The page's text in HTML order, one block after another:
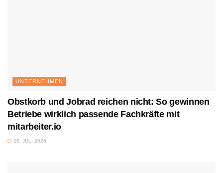
UNTERNEHMEN
Obstkorb und Jobrad reichen nicht: So gewinnen
Betriebe wirklich passende Fachkräfte mit
mitarbeiter.io
28. JULI 2026